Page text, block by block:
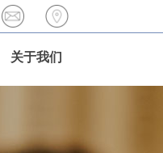
关于我们